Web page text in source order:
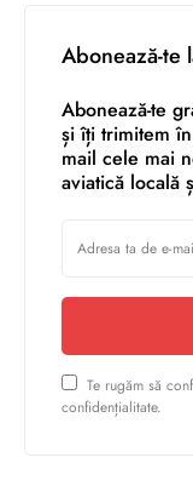
Abonează-te
Abonează-te
și îți trimitem
mail cele mai
aviatică locală
Te rugăm să
confidențialitate.